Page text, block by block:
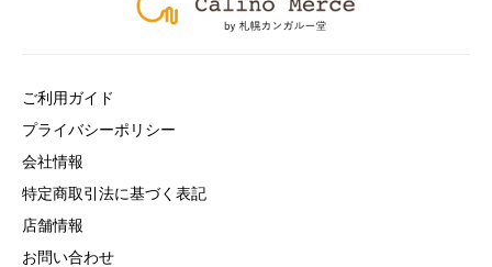
ご利用ガイド
プライバシーポリシー
会社情報
特定商取引法に基づく表記
店舗情報
お問い合わせ